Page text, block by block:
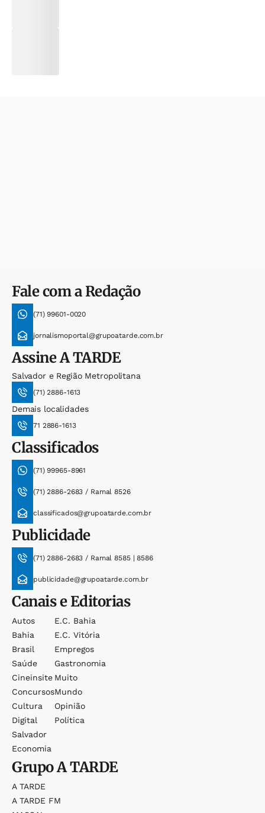
Fale com a Redação
(71) 99601-0020
jornalismoportal@grupoatarde.com.br
AssineA TARDE
Salvador e Região Metropolitana
(71) 2886-1613
Demais localidades
71 2886-1613
Classificados
(71) 99965-8961
(71) 2886-2683 / Ramal 8526
classificados@grupoatarde.com.br
Publicidade
(71) 2886-2683 / Ramal 8585 | 8586
publicidade@grupoatarde.com.br
Canais e Editorias
Autos
Bahia
Brasil
Saúde
Cineinsite
Concursos
Cultura
Digital
Salvador
Economia
E.c. Bahia
E.c. Vitória
Empregos
Gastronomia
Muito
Mundo
Opinião
Política
GrupoA TARDE
A TARDE
A TARDE FM